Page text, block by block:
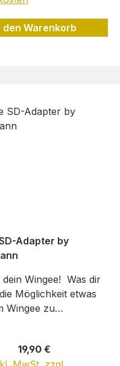
nicht mit
DESIGN
2679194
E-
den Warenkorb
Adapter by
dein Wingee! Was dir
Möglichkeit etwas
Wingee zu
für dich im
Regulärer Preis:
19,90 €